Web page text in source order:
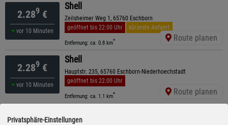
2.289 €
vor 10 Minuten
Shell
Zeilsheimer Weg 1, 65760 Eschborn
geöffnet bis 22:00 Uhr
kürzeste Anfahrt
Entfernung: ca. 0.8 km* Route planen
2.289 €
vor 10 Minuten
Shell
Hauptstr. 235, 65760 Eschborn-Niederhoechstadt
geöffnet bis 22:00 Uhr
Entfernung: ca. 1.1 km* Route planen
2.289€
Privatsphäre-Einstellungen